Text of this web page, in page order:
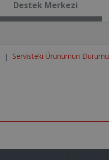
Destek Merkezi
Servisteki Ürünümün Durumu